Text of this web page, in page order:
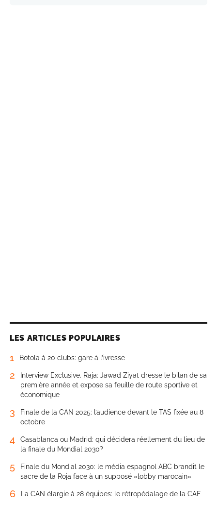
LES ARTICLES POPULAIRES
1 Botola à 20 clubs: gare à l’ivresse
2
Interview Exclusive. Raja: Jawad Ziyat dresse le bilan de sa
première année et expose sa feuille de route sportive et
économique
3
Finale de la CAN 2025: l’audience devant le TAS fixée au 8
octobre
4
Casablanca ou Madrid: qui décidera réellement du lieu de
la finale du Mondial 2030?
5
Finale du Mondial 2030: le média espagnol ABC brandit le
sacre de la Roja face à un supposé «lobby marocain»
6 La CAN élargie à 28 équipes: le rétropédalage de la CAF